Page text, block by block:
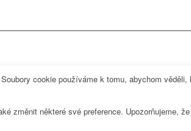
cookie používáme k tomu, abychom
změnit některé své preference. Upozorňujeme,